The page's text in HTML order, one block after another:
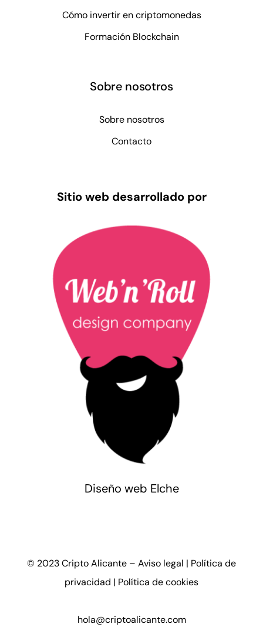
Cómo invertir en criptomonedas
Formación Blockchain
Sobre nosotros
Sobre nosotros
Contacto
Sitio web desarrollado por
Diseño web Elche
© 2023 Cripto Alicante – Aviso legal | Política de
privacidad | Política de cookies
hola@criptoalicante.com